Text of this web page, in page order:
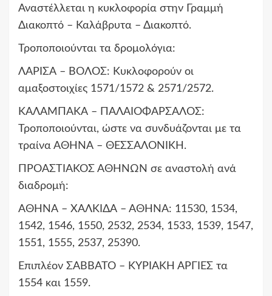
Αναστέλλεται η κυκλοφορία στην Γραμμή
Διακοπτό – Καλάβρυτα – Διακοπτό.
Τροποποιούνται τα δρομολόγια:
ΛΑΡΙΣΑ – ΒΟΛΟΣ: Κυκλοφορούν οι
αμαξοστοιχίες 1571/1572 & 2571/2572.
ΚΑΛΑΜΠΑΚΑ – ΠΑΛΑΙΟΦΑΡΣΑΛΟΣ:
Τροποποιούνται, ώστε να συνδυάζονται με τα
τραίνα ΑΘΗΝΑ – ΘΕΣΣΑΛΟΝΙΚΗ.
ΠΡΟΑΣΤΙΑΚΟΣ ΑΘΗΝΩΝ σε αναστολή ανά
διαδρομή:
ΑΘΗΝΑ – ΧΑΛΚΙΔΑ – ΑΘΗΝΑ: 11530, 1534,
1542, 1546, 1550, 2532, 2534, 1533, 1539, 1547,
1551, 1555, 2537, 25390.
Επιπλέον ΣΑΒΒΑΤΟ – ΚΥΡΙΑΚΗ ΑΡΓΙΕΣ τα
1554 και 1559.